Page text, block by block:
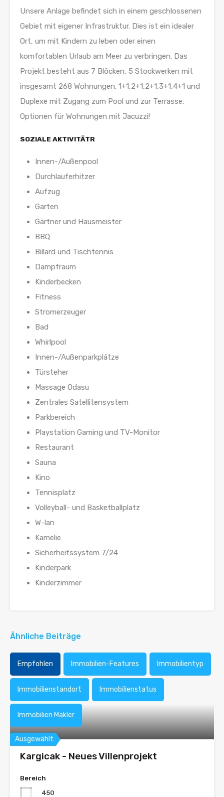
Unsere Anlage befindet sich in einem geschlossenen
Gebiet mit eigener Infrastruktur. Dies ist ein idealer
Ort, um mit Kindern zu leben oder einen
komfortablen Urlaub am Meer zu verbringen. Das
Projekt besteht aus 7 Blöcken, 5 Stockwerken mit
insgesamt 268 Wohnungen. 1+1,2+1,2+1,3+1,4+1 und
Duplexe mit Zugang zum Pool und zur Terrasse.
Optionen für Wohnungen mit Jacuzzi!
SOZIALE AKTIVITÄTR
Innen-/Außenpool
Durchlauferhitzer
Aufzug
Garten
Gärtner und Hausmeister
BBQ
Billard und Tischtennis
Dampfraum
Kinderbecken
Fitness
Stromerzeuger
Bad
Whirlpool
Innen-/Außenparkplätze
Türsteher
Massage Odasu
Zentrales Satellitensystem
Parkbereich
Playstation Gaming und TV-Monitor
Restaurant
Sauna
Kino
Tennisplatz
Volleyball- und Basketballplatz
W-lan
Kamelie
Sicherheitssystem 7/24
Kinderpark
Kinderzimmer
Ähnliche Beiträge
Empfohlen Immobilien-Features Immobilientyp
Immobilienstandort Immobilienstatus
Immobilien Makler
Ausgewählt
Kargicak - Neues Villenprojekt
Bereich
450